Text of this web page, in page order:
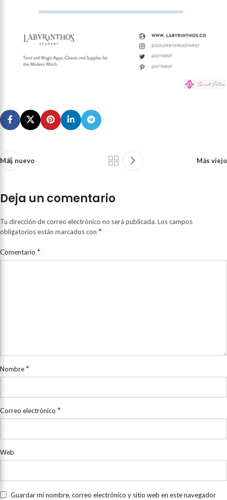
Más nuevo Más viejo
Deja un comentario
Tu dirección de correo electrónico no será publicada. Los campos
obligatorios están marcados con *
Comentario *
Nombre*
Correo electrónico *
Web
Guardar mi nombre, correo electrónico y sitio web en este navegador